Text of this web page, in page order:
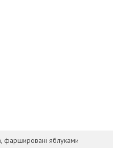
фаршировані яблуками